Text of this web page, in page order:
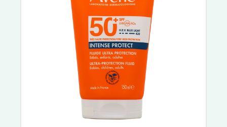
Uriage Bébé
Roséliane
Manucurist
Dulcis Health Science
Horus Pharma
Urgo Filmogel